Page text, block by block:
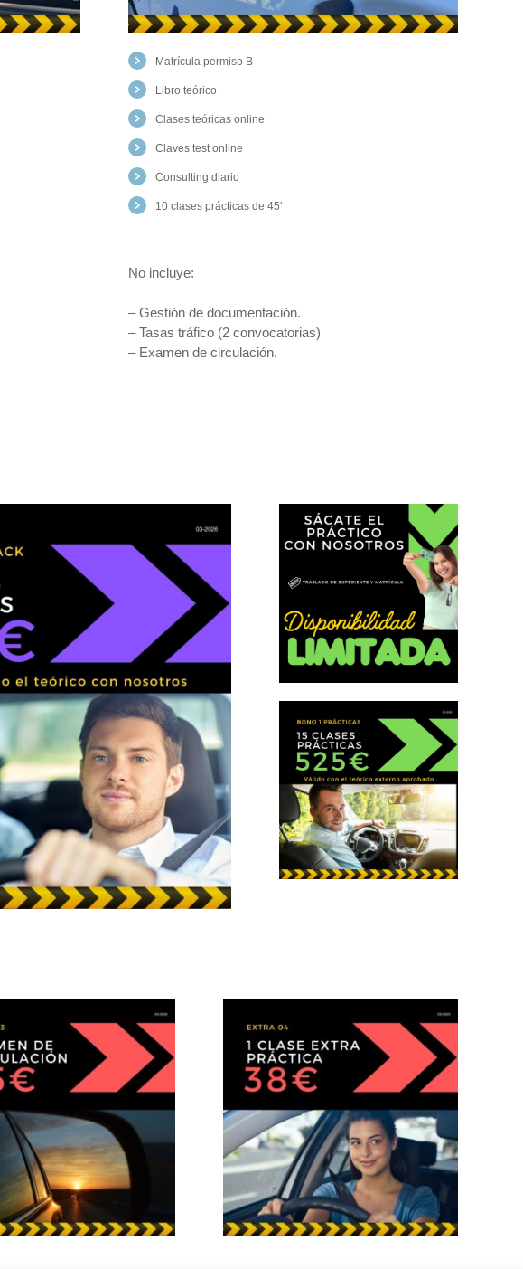
Matrícula permiso B
Libro teórico
Clases teóricas online
Claves test online
Consulting diario
10 clases prácticas de 45′
No incluye:
– Gestión de documentación.
– Tasas tráfico (2 convocatorias)
– Examen de circulación.